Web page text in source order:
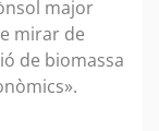
major
mirar de
de biomassa